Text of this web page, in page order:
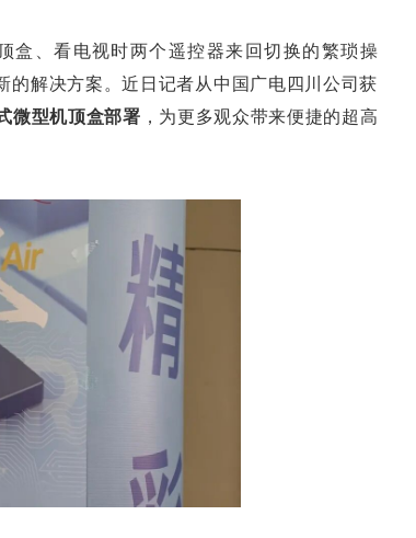
、看电视时两个遥控器来回切换的繁琐操
解决方案。近日记者从中国广电四川公司获
微型机顶盒部署 ，为更多观众带来便捷的超高